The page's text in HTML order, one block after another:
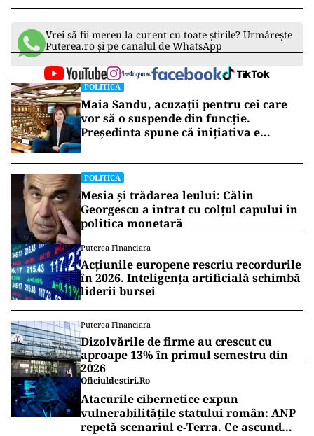
Vrei să fii mereu la curent cu toate știrile? Urmărește
Puterea.ro și pe canalul de WhatsApp
POLITICĂ
Maia Sandu, acuzații pentru cei care
vor să o suspende din funcție.
Președinta spune că inițiativa e
POLITICĂ
Mesia și trădarea leului: Călin
Georgescu a intrat cu colțul capului în
politica monetară
Puterea Financiara
Acțiunile europene rescriu recordurile
în 2026. Inteligența artificială schimbă
liderii bursei
Puterea Financiara
Dizolvările de firme au crescut cu
aproape 13% în primul semestru din
2026
Oficiuldestiri.ro
Atacurile cibernetice expun
vulnerabilitățile statului român: ANP
repetă scenariul e‑Terra. Ce ascund